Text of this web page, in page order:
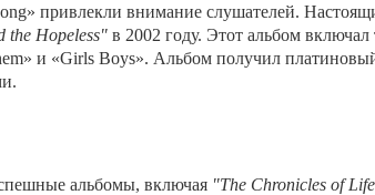
привлекли внимание слушателей.
the Hopeless" в 2002 году. Этот альбом
и «Girls Boys». Альбом получил
альбомы, включая "The Chronicles of